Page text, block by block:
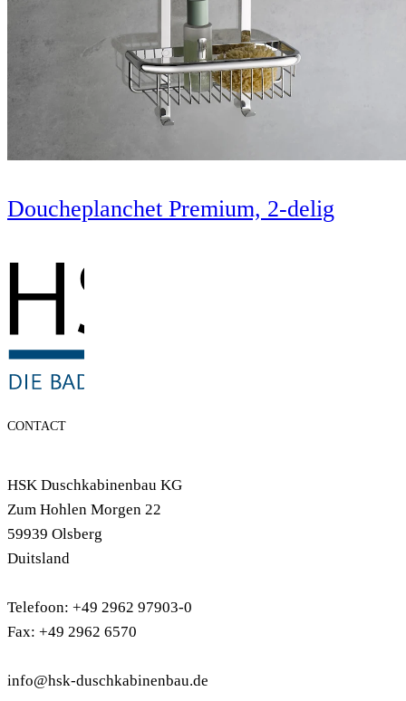
Doucheplanchet Premium, 2-delig
CONTACT
HSK Duschkabinenbau KG
Zum Hohlen Morgen 22
59939 Olsberg
Duitsland
Telefoon: +49 2962 97903-0
Fax: +49 2962 6570
info@hsk-duschkabinenbau.de